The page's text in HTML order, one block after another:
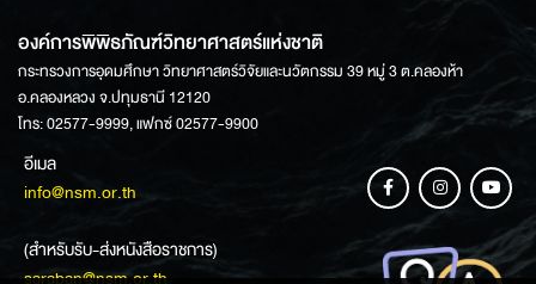
องค์การพิพิธภัณฑ์วิทยาศาสตร์แห่งชาติ
กระทรวงการอุดมศึกษา วิทยาศาสตร์วิจัยและนวัตกรรม 39 หมู่ 3 ต.คลองห้า
อ.คลองหลวง จ.ปทุมธานี 12120
โทร: 02577-9999, แฟกซ์ 02577-9900
อีเมล
info@nsm.or.th
(สำหรับรับ-ส่งหนังสือราชการ)
saraban@nsm.or.th